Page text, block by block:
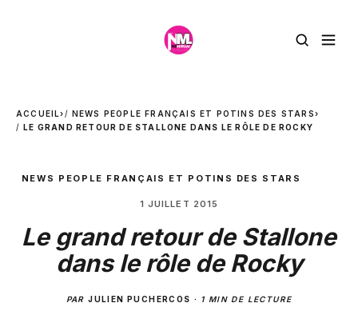
ACCUEIL› NEWS PEOPLE FRANÇAIS ET POTINS DES STARS›
LE GRAND RETOUR DE STALLONE DANS LE RÔLE DE ROCKY
NEWS PEOPLE FRANÇAIS ET POTINS DES STARS
1 JUILLET 2015
Le grand retour de Stallone
dans le rôle de Rocky
PARJULIEN PUCHERCOS · 1 MIN DE LECTURE